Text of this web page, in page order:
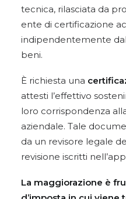
tecnica, rilasciata da
ente di certificazione
indipendentemente
beni.
È richiesta una
attesti l’effettivo
loro corrispondenza
aziendale. Tale
da un revisore legale
revisione iscritti
La maggiorazione è